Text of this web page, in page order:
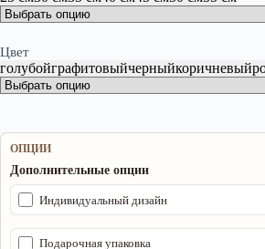
Цвет
голубойграфитовыйчерныйкоричневый
ОПЦИИ
Дополнительные опции
Индивидуальный дизайн
Подарочная упаковка